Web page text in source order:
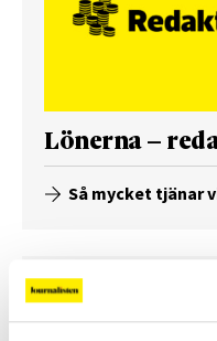
Lönerna –
Så mycket tjänar